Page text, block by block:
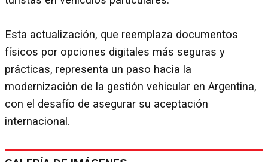
Esta actualización, que reemplaza documentos
físicos por opciones digitales más seguras y
prácticas, representa un paso hacia la
modernización de la gestión vehicular en Argentina,
con el desafío de asegurar su aceptación
internacional.